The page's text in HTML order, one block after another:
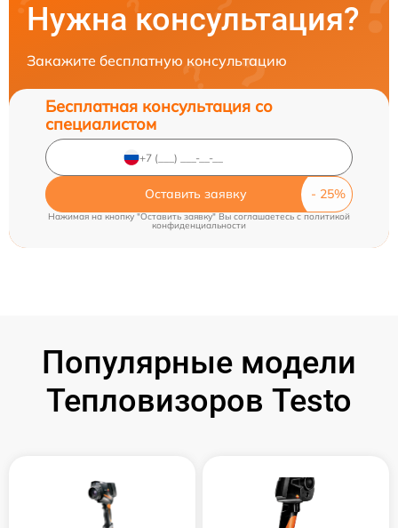
Нужна консультация?
Закажите бесплатную консультацию
Бесплатная консультация со
специалистом
Оставить заявку
Нажимая на кнопку "Оставить заявку" Вы соглашаетесь c политикой
конфиденциальности
Популярные модели
Тепловизоров Testo